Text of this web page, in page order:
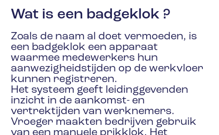
Wat is een badgeklok ?
Zoals de naam al doet vermoeden, is
een badgeklok een apparaat
waarmee medewerkers hun
aanwezigheidstijden op de werkvloer
kunnen registreren.
Het systeem geeft leidinggevenden
inzicht in de aankomst- en
vertrektijden van werknemers.
Vroeger maakten bedrijven gebruik
van een manuele prikklok. Het